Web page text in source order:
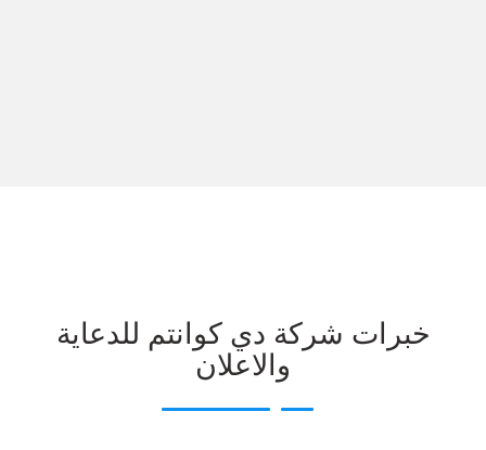
خبرات شركة دي كوانتم للدعاية
والاعلان